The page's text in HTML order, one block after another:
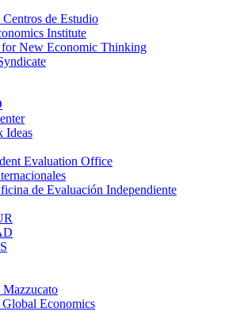
de Estudio
Institute
for New Economic Thinking
Ideas
Evaluation Office
de Evaluación Independiente
Economics